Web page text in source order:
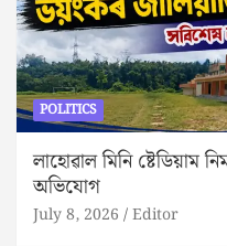
POLITICS
লাহোৱাল মিনি ষ্টেডিয়াম
অভিযোগ
July 8, 2026 Editor